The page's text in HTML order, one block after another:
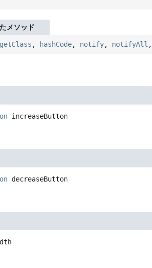
メソッド
getClass , hashCode, notify, notifyAll ,
increaseButton
decreaseButton